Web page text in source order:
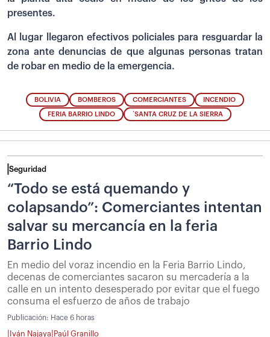
presentes.
Al lugar llegaron efectivos policiales para resguardar la
zona ante denuncias de que algunas personas tratan
de robar en medio de la emergencia.
BOLIVIA BOMBEROS COMERCIANTES INCENDIO
FERIA BARRIO LINDO ´SANTA CRUZ DE LA SIERRA
Seguridad
“Todo se está quemando y
colapsando”: Comerciantes intentan
salvar su mercancía en la feria
Barrio Lindo
En medio del voraz incendio en la Feria Barrio Lindo,
decenas de comerciantes sacaron su mercadería a la
calle en un intento desesperado por evitar que el fuego
consuma el esfuerzo de años de trabajo
Publicación: Hace 6 horas
Iván Najaya Paúl Granillo